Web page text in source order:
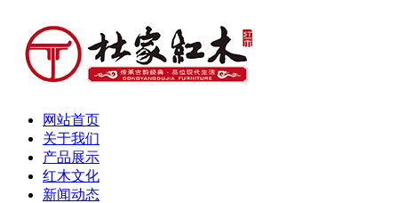
网站首页
关于我们
产品展示
红木文化
新闻动态